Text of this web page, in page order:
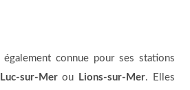
connue pour ses stations
Luc-sur-Merou Lions-sur-Mer. Elles